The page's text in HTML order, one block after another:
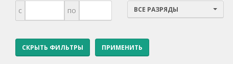
с по ВСЕ РАЗРЯДЫ
СКРЫТЬ ФИЛЬТРЫ